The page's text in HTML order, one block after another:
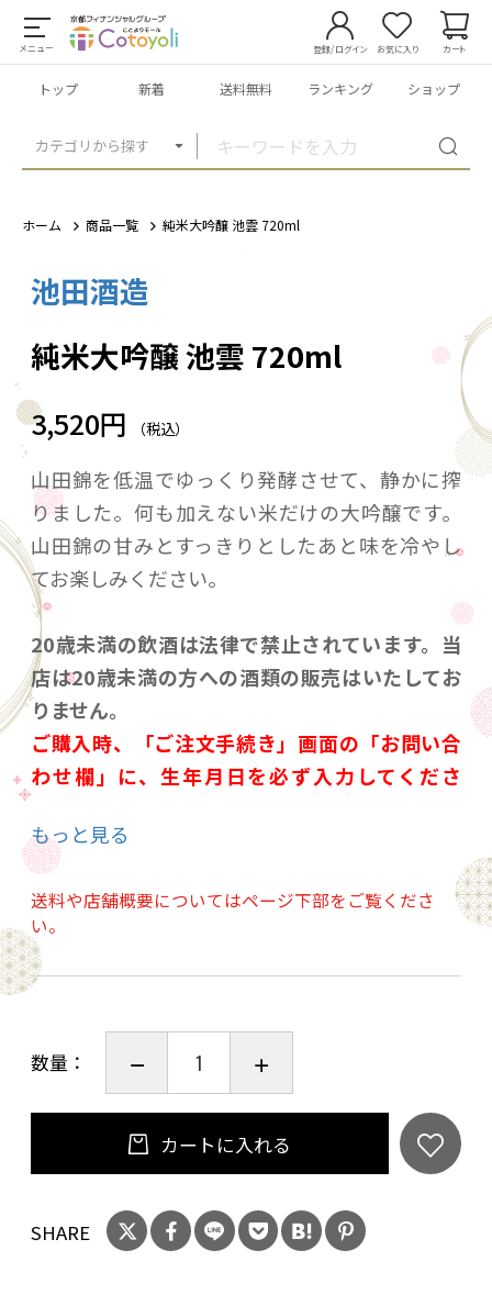
メニュー
カテゴリから探す
登録/ログイン お気に入り カート
トップ 新着 送料無料 ランキング ショップ
ホーム 商品一覧 純米大吟醸 池雲 720ml
池田酒造
純米大吟醸 池雲 720ml
3,520円 （税込）
山田錦を低温でゆっくり発酵させて、静かに搾
りました。何も加えない米だけの大吟醸です。
山田錦の甘みとすっきりとしたあと味を冷やし
てお楽しみください。
20歳未満の飲酒は法律で禁止されています。当
店は20歳未満の方への酒類の販売はいたしてお
りません。
ご購入時、「ご注文手続き」画面の「お問い合
わせ欄」に、生年月日を必ず入力してくださ
ことよりモール会員で生年月日登録済みの方
は、お問い合わせ欄への入力は不要です。
もっと見る
送料や店舗概要についてはページ下部をご覧くださ
い。
数量：
カートに入れる
SHARE